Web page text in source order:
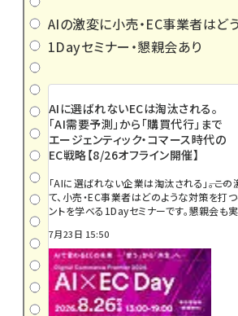
AIの激変に小売・EC事業者はど
1Dayセミナー・懇親会あり
AIに選ばれないECは淘汰される。
「AI需要予測」から「購買代行」まで
エージェンティック・コマース時代の
EC戦略【8/26オフライン開催】
「AIに選ばれない企業は淘汰される」――。こ
て、小売・EC事業者はどのような対策を打
ントを学べる1Dayセミナーです。懇親会も実
7月23日 15:50